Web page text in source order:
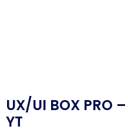
UX/UI BOX
YT